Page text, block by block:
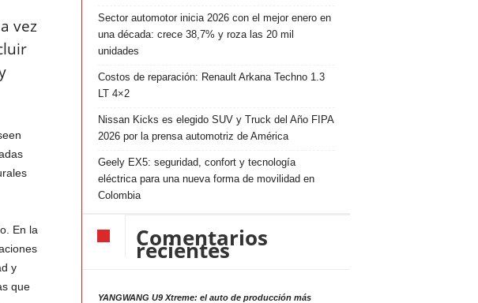
vez
En la
y
que
Sector automotor inicia 2026 con el mejor enero en
una década: crece 38,7% y roza las 20 mil
unidades
Costos de reparación: Renault Arkana Techno 1.3
LT 4×2
Nissan Kicks es elegido SUV y Truck del Año FIPA
2026 por la prensa automotriz de América
Geely EX5: seguridad, confort y tecnología
eléctrica para una nueva forma de movilidad en
Colombia
Comentarios
recientes
YANGWANG U9 Xtreme: el auto de producción más